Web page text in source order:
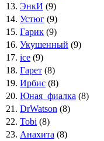
13. ЭнкИ (9)
14. Устюг (9)
15. Гарик (9)
16. Укушенный (9)
17. ice (9)
18. Гарет (8)
19. Ирбис (8)
20. Юная_фиалка (8)
21. DrWatson (8)
22. Tobi (8)
23. Анахита (8)